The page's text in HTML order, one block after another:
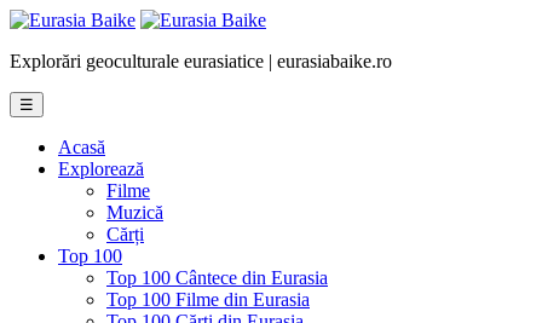
Explorări geoculturale eurasiatice | eurasiabaike.ro
☰
Acasă
Explorează
Filme
Muzică
Cărți
Top 100
Top 100 Cântece din Eurasia
Top 100 Filme din Eurasia